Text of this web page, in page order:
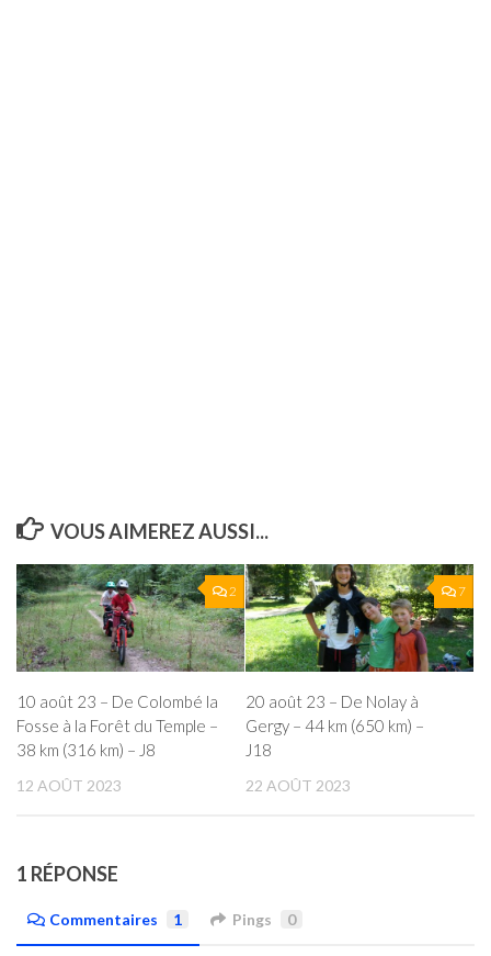
VOUS AIMEREZ AUSSI...
2
10 août 23 – De Colombé la
Fosse à la Forêt du Temple –
38 km (316 km) – J8
12 AOÛT 2023
7
20 août 23 – De Nolay à
Gergy – 44 km (650 km) –
J18
22 AOÛT 2023
1 RÉPONSE
Commentaires 1 Pings 0